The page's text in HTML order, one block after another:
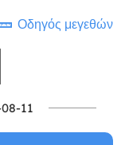
Οδηγός μεγεθών
11